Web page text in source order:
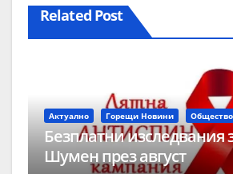
Related Post
Актуално Горещи Новини Общество
Безплатни изследвания
Шумен през август